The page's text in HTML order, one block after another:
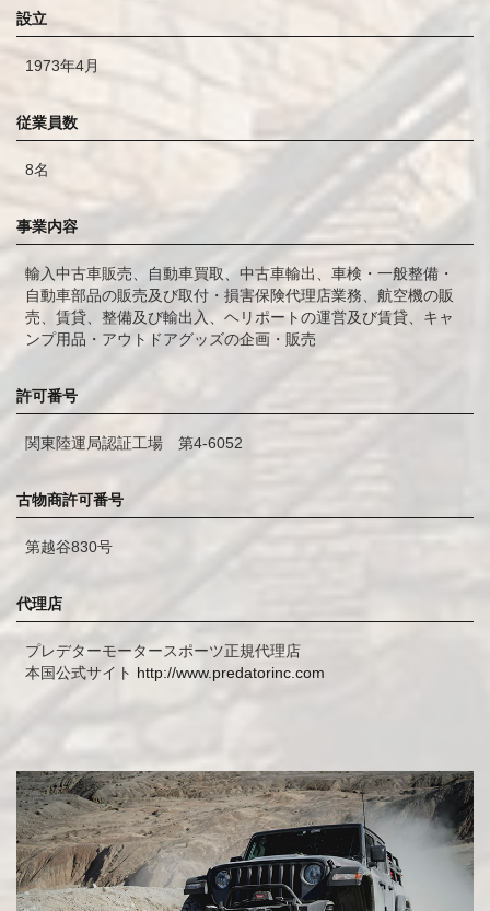
設立
1973年4月
従業員数
8名
事業内容
輸入中古車販売、自動車買取、中古車輸出、車検・一般整備・
自動車部品の販売及び取付・損害保険代理店業務、航空機の販
売、賃貸、整備及び輸出入、ヘリポートの運営及び賃貸、キャ
ンプ用品・アウトドアグッズの企画・販売
許可番号
関東陸運局認証工場 第4-6052
古物商許可番号
第越谷830号
代理店
プレデターモータースポーツ正規代理店
本国公式サイト http://www.predatorinc.com